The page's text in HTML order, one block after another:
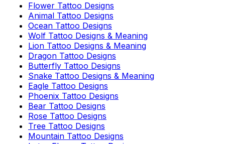
Flower Tattoo Designs
Animal Tattoo Designs
Ocean Tattoo Designs
Wolf Tattoo Designs & Meaning
Lion Tattoo Designs & Meaning
Dragon Tattoo Designs
Butterfly Tattoo Designs
Snake Tattoo Designs & Meaning
Eagle Tattoo Designs
Phoenix Tattoo Designs
Bear Tattoo Designs
Rose Tattoo Designs
Tree Tattoo Designs
Mountain Tattoo Designs